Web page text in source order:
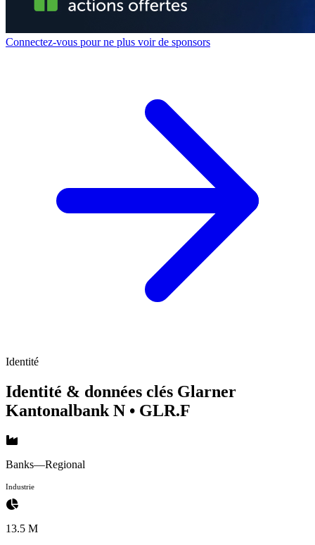
Connectez-vous pour ne plus voir de sponsors
Identité
Identité & données clés Glarner
Kantonalbank N • GLR.F
Banks—Regional
Industrie
13.5 M